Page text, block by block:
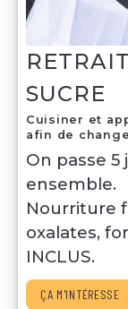
SUCRE
Cuisiner et
afin de
On passe
ensemble.
Nourriture
oxalates,
INCLUS.
ÇA M'INTÉRESSE